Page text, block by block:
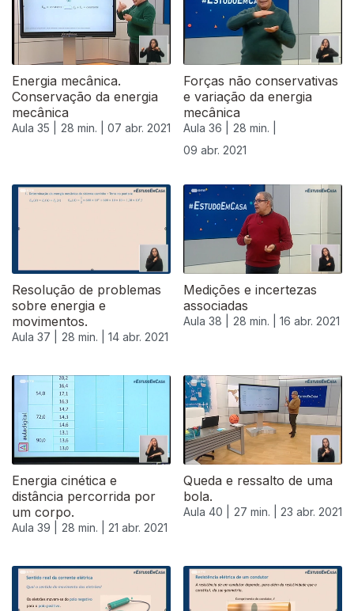
Energia mecânica.
Conservação da energia
mecânica
Aula 35 | 28 min. | 07 abr. 2021
Forças não conservativas
e variação da energia
mecânica
Aula 36 |
28 min. |
09 abr. 2021
Resolução de problemas
sobre energia e
movimentos.
Aula 37 | 28 min. | 14 abr. 2021
Medições e incertezas
associadas
Aula 38 | 28 min. | 16 abr. 2021
Energia cinética e
distância percorrida por
um corpo.
Aula 39 | 28 min. | 21 abr. 2021
Queda e ressalto de uma
bola.
Aula 40 | 27 min. | 23 abr. 2021